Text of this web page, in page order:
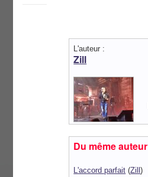
L'auteur :
Zill
Du même auteur
L'accord parfait (Zill)